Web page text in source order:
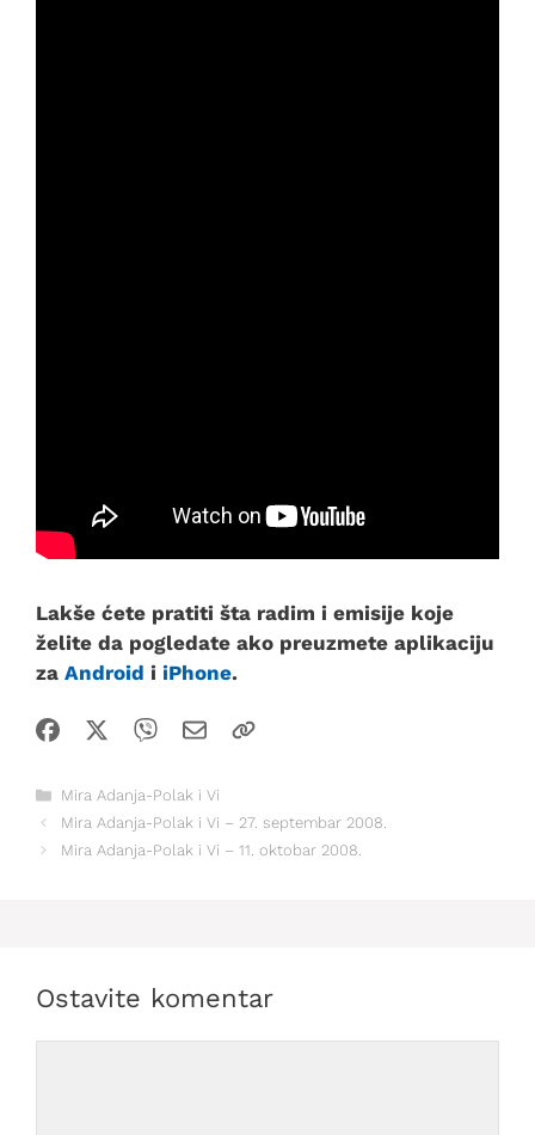
Lakše ćete pratiti šta radim i emisije koje
želite da pogledate ako preuzmete aplikaciju
za Android i iPhone.
Kategorije
Mira Adanja-Polak i Vi
Mira Adanja-Polak i Vi – 27. septembar 2008.
Mira Adanja-Polak i Vi – 11. oktobar 2008.
Ostavite komentar